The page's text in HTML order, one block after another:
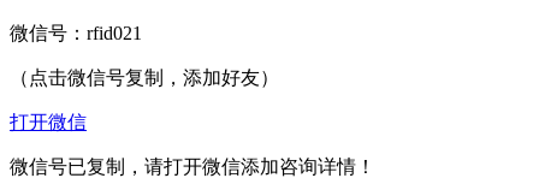
微信号： rfid021
（点击微信号复制，添加好友）
打开微信
微信号已复制，请打开微信添加咨询详情！